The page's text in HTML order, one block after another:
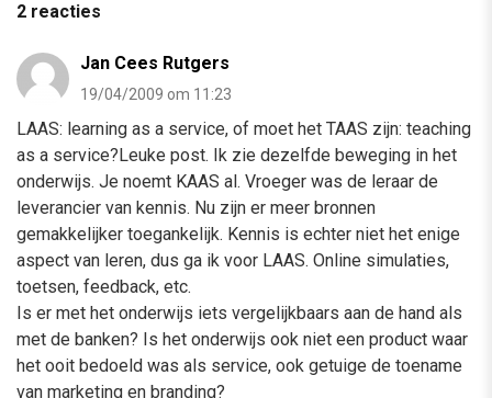
2 reacties
Jan Cees Rutgers
19/04/2009 om 11:23
LAAS: learning as a service, of moet het TAAS zijn: teaching
as a service?Leuke post. Ik zie dezelfde beweging in het
onderwijs. Je noemt KAAS al. Vroeger was de leraar de
leverancier van kennis. Nu zijn er meer bronnen
gemakkelijker toegankelijk. Kennis is echter niet het enige
aspect van leren, dus ga ik voor LAAS. Online simulaties,
toetsen, feedback, etc.
Is er met het onderwijs iets vergelijkbaars aan de hand als
met de banken? Is het onderwijs ook niet een product waar
het ooit bedoeld was als service, ook getuige de toename
van marketing en branding?